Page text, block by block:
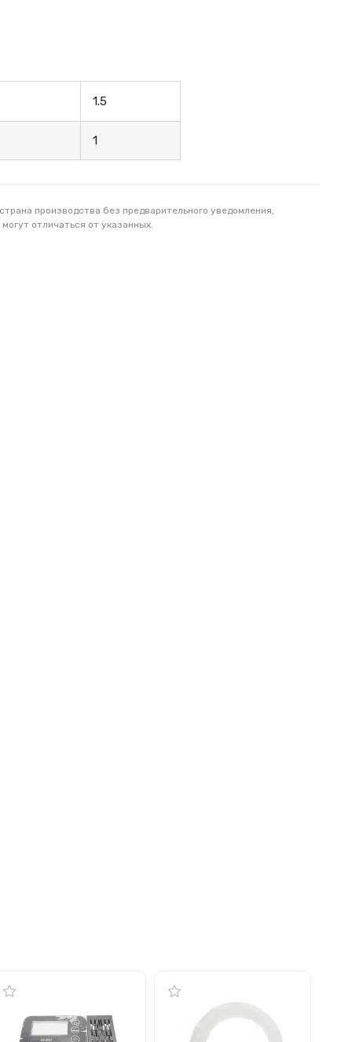
1.5
1
производства без предварительного уведомления,
отличаться от указанных.